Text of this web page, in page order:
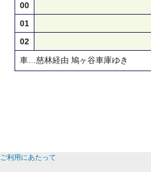
00
01
02
車…慈林経由 鳩ヶ谷車庫ゆき
ご利用にあたって